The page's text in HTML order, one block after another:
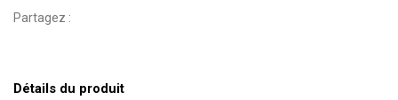
Partagez :
Détails du produit